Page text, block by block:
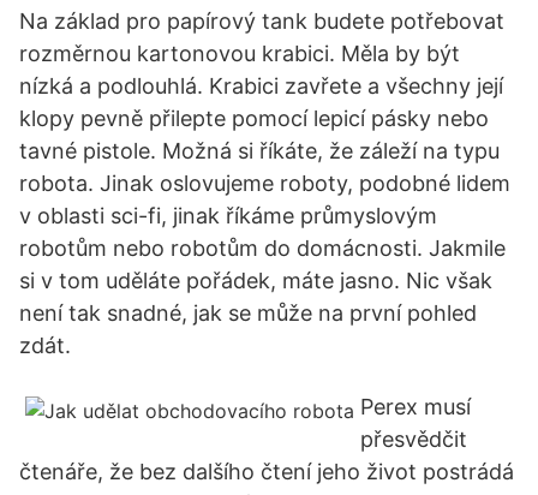
Na základ pro papírový tank budete potřebovat
rozměrnou kartonovou krabici. Měla by být
nízká a podlouhlá. Krabici zavřete a všechny její
klopy pevně přilepte pomocí lepicí pásky nebo
tavné pistole. Možná si říkáte, že záleží na typu
robota. Jinak oslovujeme roboty, podobné lidem
v oblasti sci-fi, jinak říkáme průmyslovým
robotům nebo robotům do domácnosti. Jakmile
si v tom uděláte pořádek, máte jasno. Nic však
není tak snadné, jak se může na první pohled
zdát.
Perex musí
přesvědčit
čtenáře, že bez dalšího čtení jeho život postrádá